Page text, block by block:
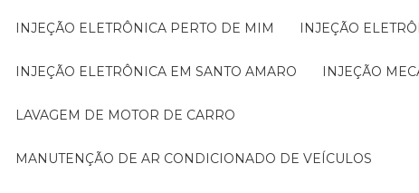
INJEÇÃO ELETRÔNICA PERTO DE MIM INJEÇÃO
INJEÇÃO ELETRÔNICA EM SANTO AMARO INJEÇÃO
LAVAGEM DE MOTOR DE CARRO
MANUTENÇÃO DE AR CONDICIONADO DE VEÍCULOS